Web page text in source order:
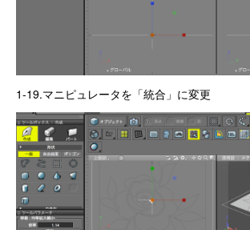
1-19.マニピュレータを「統合」に変更